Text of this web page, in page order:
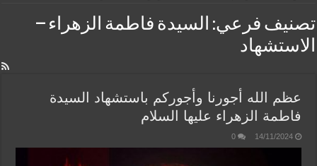
تصنيف فرعي: السيدة فاطمة الزهراء –
الاستشهاد
عظم الله أجورنا وأجوركم باستشهاد السيدة
فاطمة الزهراء عليها السلام
14/11/2024
0